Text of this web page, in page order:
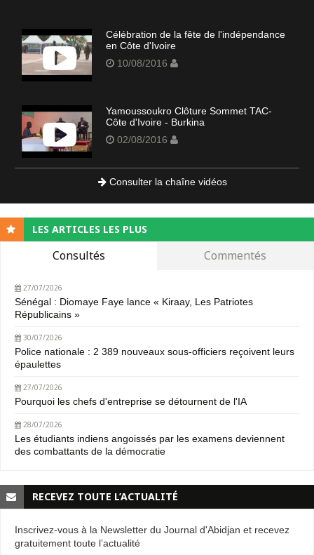
Célébration de la fête de l'indépendance
en Côte d'Ivoire
10/08/2016
Yamoussoukro Clôture Sommet TAC-
Côte d'Ivoire - Burkina
02/08/2016
Consulter la chaîne vidéos
LES ARTICLES LES PLUS
Consultés Commentés
27/07/2026
Sénégal : Diomaye Faye lance « Kiraay, Les Patriotes
Républicains »
30/07/2026
Police nationale : 2 389 nouveaux sous-officiers reçoivent leurs
épaulettes
27/07/2026
Pourquoi les chefs d'entreprise se détournent de l'IA
28/07/2026
Les étudiants indiens angoissés par les examens deviennent
des combattants de la démocratie
RECEVEZ TOUTE L’ACTUALITÉ
Inscrivez-vous à la Newsletter du Journal d'Abidjan et recevez
gratuitement toute l’actualité